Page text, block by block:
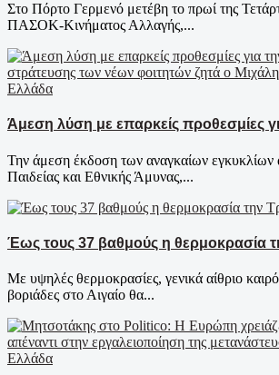
Στο Πόρτο Γερμενό μετέβη το πρωί της
ΠΑΣΟΚ-Κινήματος Αλλαγής,...
Ελλάδα
Άμεση λύση με επαρκείς προθεσμίες
Την άμεση έκδοση των αναγκαίων εγκυκλίων
Παιδείας και Εθνικής Άμυνας,...
Έως τους 37 βαθμούς η θερμοκρασία
Με υψηλές θερμοκρασίες, γενικά αίθριο
βοριάδες στο Αιγαίο θα...
Ελλάδα